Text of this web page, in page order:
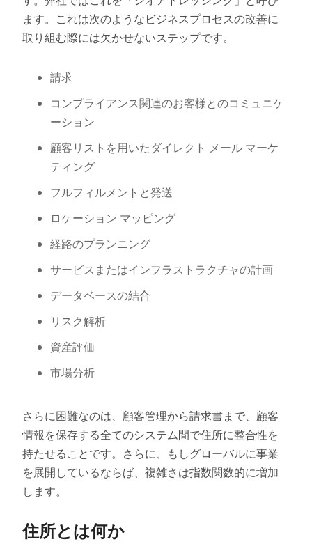
ます。これは次のようなビジネスプロセスの改善に
取り組む際には欠かせないステップです。
請求
コンプライアンス関連のお客様とのコミュニケ
ーション
顧客リストを用いたダイレクト メール マーケ
ティング
フルフィルメントと発送
ロケーション マッピング
経路のプランニング
サービスまたはインフラストラクチャの計画
データベースの結合
リスク解析
資産評価
市場分析
さらに困難なのは、顧客管理から請求書まで、顧客
情報を保存する全てのシステム間で住所に整合性を
持たせることです。さらに、もしグローバルに事業
を展開しているならば、複雑さは指数関数的に増加
します。
住所とは何か